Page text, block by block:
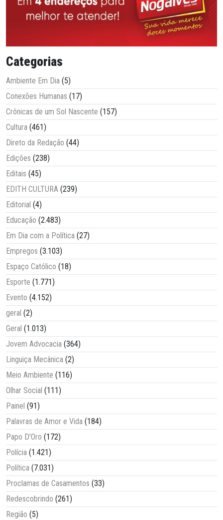
Categorias
Ambiente Em Dia (5)
Conexões Humanas (17)
Crônicas de um Sol Nascente (157)
Cultura (461)
Direto da Redação (44)
Edições (238)
Editais (45)
EDITH CULTURA (239)
Editorial (4)
Educação (2.483)
Em Dia com a Política (27)
Empregos (3.103)
Espaço Católico (18)
Esporte (1.771)
Evento (4.152)
geral (2)
Geral (1.013)
Jovem Advocacia (364)
Linguiça Mecânica (2)
Meio Ambiente (116)
Olhar Social (111)
Painel (91)
Palavras de Amor e Vida (184)
Papo D'Oro (172)
Polícia (1.421)
Política (7.031)
Proclamas de Casamentos (33)
Redescobrindo (261)
Região (5)